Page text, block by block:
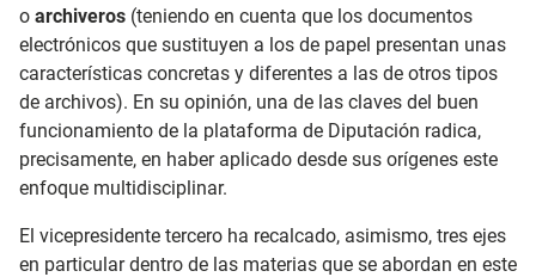
o archiveros (teniendo en cuenta que los documentos
electrónicos que sustituyen a los de papel presentan unas
características concretas y diferentes a las de otros tipos
de archivos). En su opinión, una de las claves del buen
funcionamiento de la plataforma de Diputación radica,
precisamente, en haber aplicado desde sus orígenes este
enfoque multidisciplinar.
El vicepresidente tercero ha recalcado, asimismo, tres ejes
en particular dentro de las materias que se abordan en este